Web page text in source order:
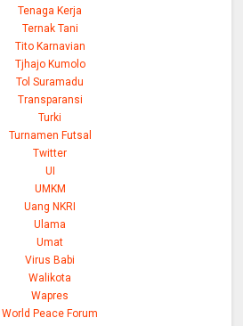
Tenaga Kerja
Ternak Tani
Tito Karnavian
Tjhajo Kumolo
Tol Suramadu
Transparansi
Turki
Turnamen Futsal
Twitter
UI
UMKM
Uang NKRI
Ulama
Umat
Virus Babi
Walikota
Wapres
World Peace Forum